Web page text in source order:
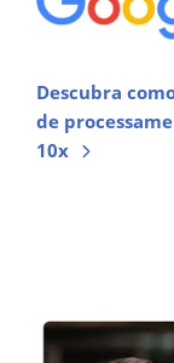
Descubra
de
10x